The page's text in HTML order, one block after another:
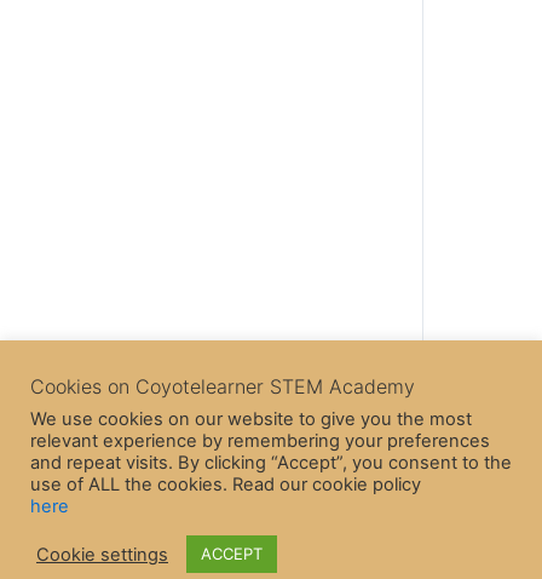
Back to Lesson
Cookies on Coyotelearner STEM Academy
We use cookies on our website to give you the most
relevant experience by remembering your preferences
and repeat visits. By clicking “Accept”, you consent to the
use of ALL the cookies. Read our cookie policy
here
Cookie settings ACCEPT